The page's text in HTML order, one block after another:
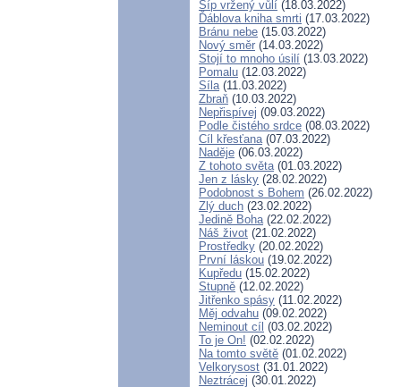
Šíp vržený vůlí (18.03.2022)
Ďáblova kniha smrti (17.03.2022)
Bránu nebe (15.03.2022)
Nový směr (14.03.2022)
Stojí to mnoho úsilí (13.03.2022)
Pomalu (12.03.2022)
Síla(11.03.2022)
Zbraň (10.03.2022)
Nepřispívej (09.03.2022)
Podle čistého srdce (08.03.2022)
Cíl křesťana(07.03.2022)
Naděje (06.03.2022)
Z tohoto světa(01.03.2022)
Jen z lásky (28.02.2022)
Podobnost s Bohem (26.02.2022)
Zlý duch (23.02.2022)
Jedině Boha(22.02.2022)
Náš život (21.02.2022)
Prostředky (20.02.2022)
První láskou (19.02.2022)
Kupředu (15.02.2022)
Stupně (12.02.2022)
Jitřenko spásy (11.02.2022)
Měj odvahu (09.02.2022)
Neminout cíl (03.02.2022)
To je On! (02.02.2022)
Na tomto světě (01.02.2022)
Velkorysost (31.01.2022)
Neztrácej (30.01.2022)